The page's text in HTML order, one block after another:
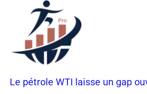
Le pétrole WTI laisse un gap